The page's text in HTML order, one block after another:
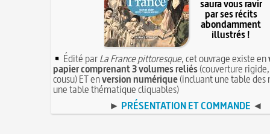
saura vous ravir
par ses récits
abondamment
illustrés !
Édité parLa France pittoresque, cet ouvrage existe en
papier comprenant 3 volumes reliés(couverture
cousu) ET enversion numérique(incluant une table des
une table thématique cliquables)
► PRÉSENTATION ET COMMANDE ◄